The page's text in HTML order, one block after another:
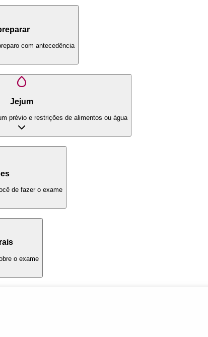
com antecedência
Jejum
prévio e restrições de alimentos ou água
de fazer o exame
o exame